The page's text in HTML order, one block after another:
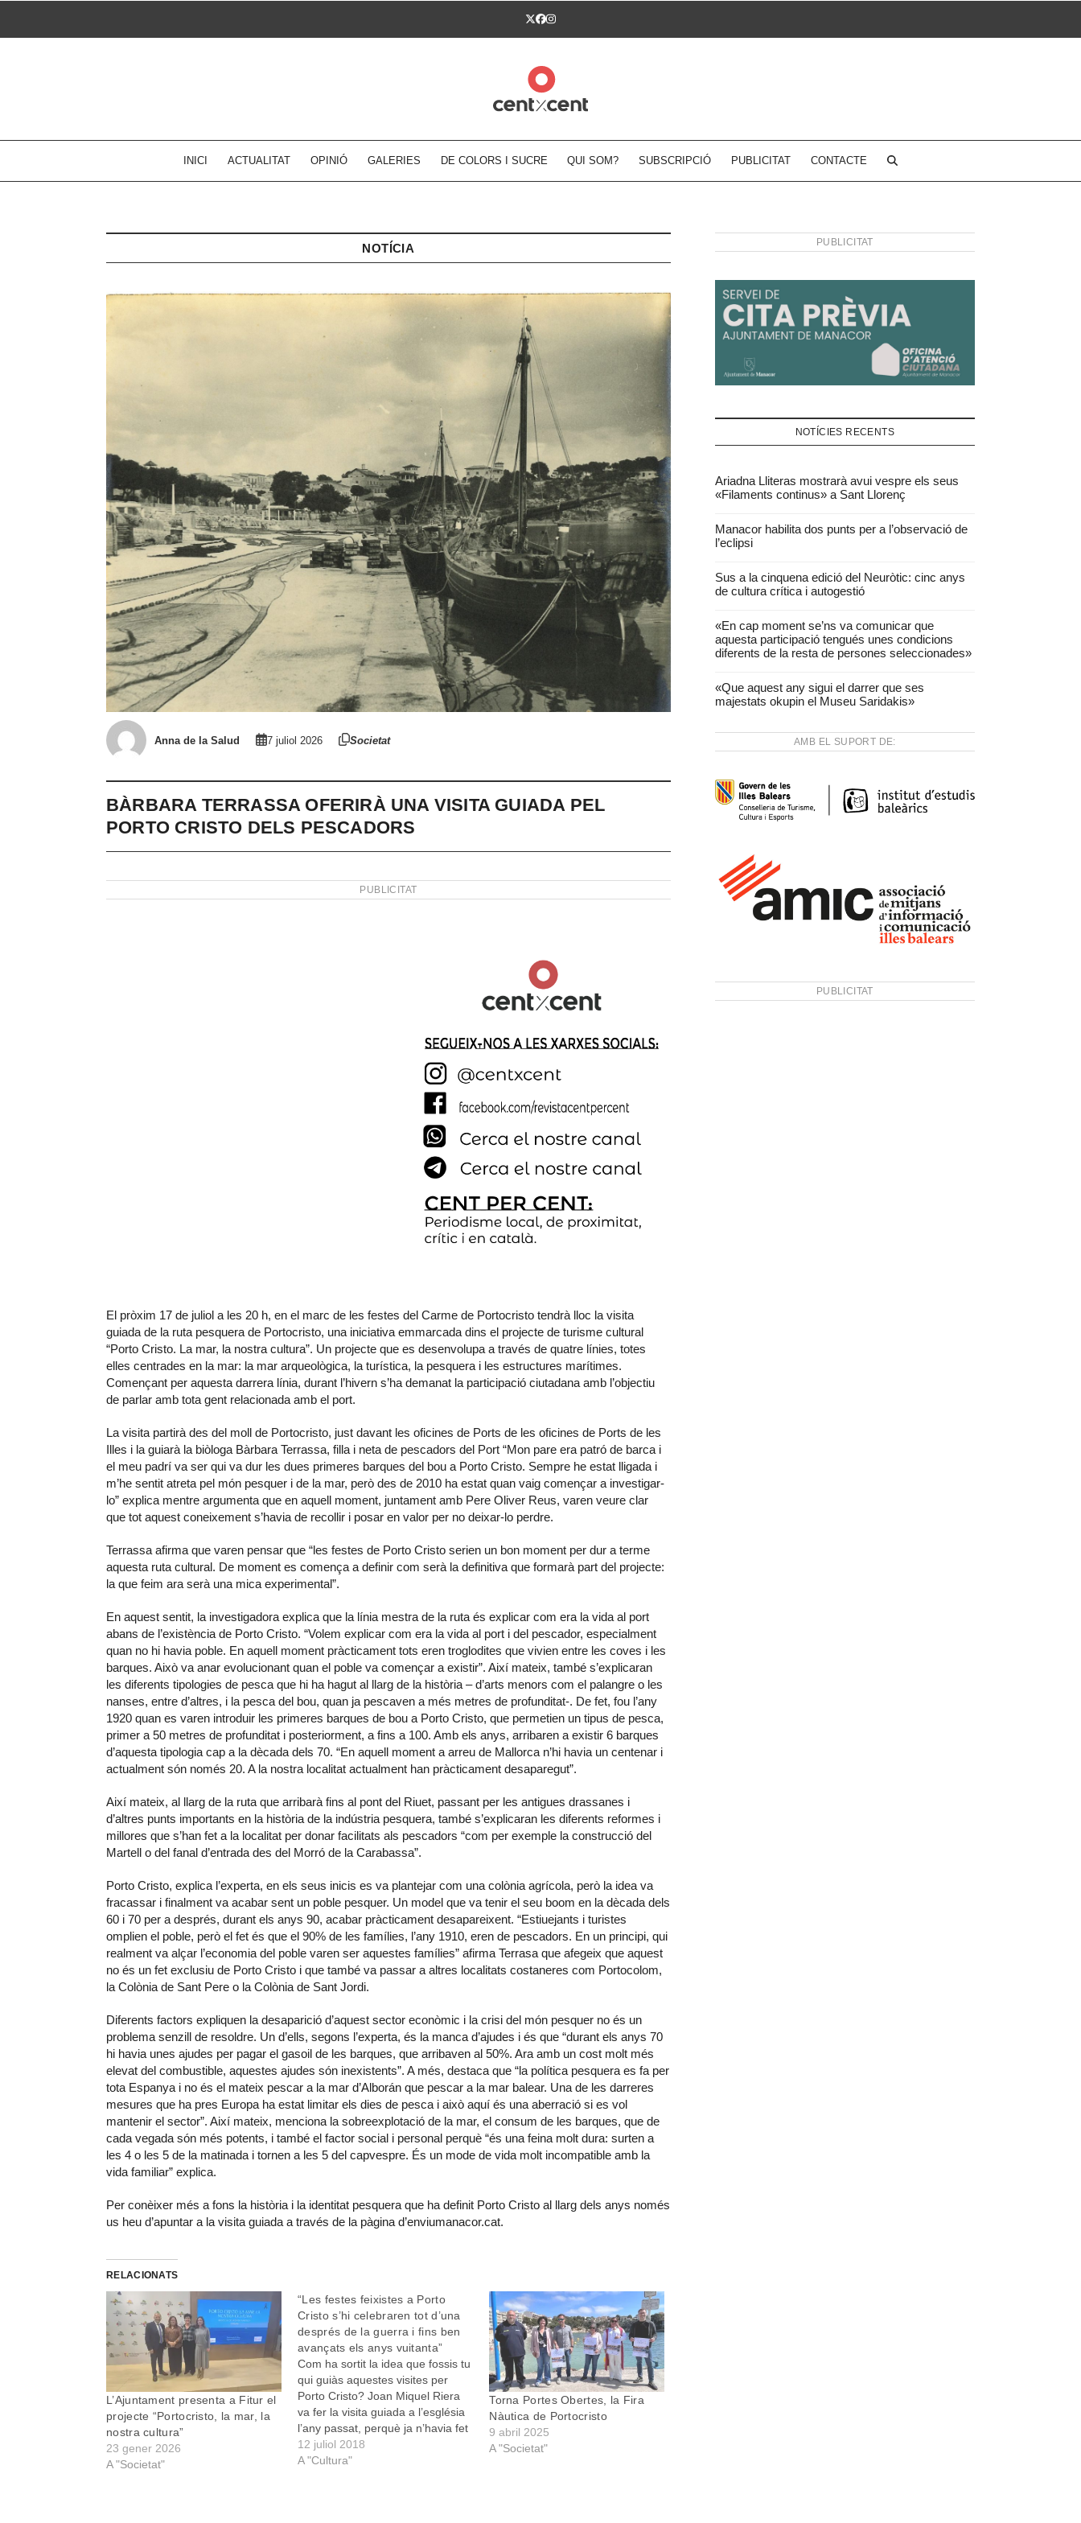
Twitter
Facebook
Instagram
INICI ACTUALITAT OPINIÓ GALERIES DE COLORS I SUCRE QUI SOM? SUBSCRIPCIÓ PUBLICITAT CONTACTE
NOTÍCIA
Anna de la Salud 7 juliol 2026 Societat
BÀRBARA TERRASSA OFERIRÀ UNA VISITA GUIADA PEL
PORTO CRISTO DELS PESCADORS
PUBLICITAT
El pròxim 17 de juliol a les 20 h, en el marc de les festes del Carme de Portocristo tendrà lloc la visita
guiada de la ruta pesquera de Portocristo, una iniciativa emmarcada dins el projecte de turisme cultural
“Porto Cristo. La mar, la nostra cultura”. Un projecte que es desenvolupa a través de quatre línies, totes
elles centrades en la mar: la mar arqueològica, la turística, la pesquera i les estructures marítimes.
Començant per aquesta darrera línia, durant l’hivern s’ha demanat la participació ciutadana amb l’objectiu
de parlar amb tota gent relacionada amb el port.
La visita partirà des del moll de Portocristo, just davant les oficines de Ports de les oficines de Ports de les
Illes i la guiarà la biòloga Bàrbara Terrassa, filla i neta de pescadors del Port “Mon pare era patró de barca i
el meu padrí va ser qui va dur les dues primeres barques del bou a Porto Cristo. Sempre he estat lligada i
m’he sentit atreta pel món pesquer i de la mar, però des de 2010 ha estat quan vaig començar a investigar-
lo” explica mentre argumenta que en aquell moment, juntament amb Pere Oliver Reus, varen veure clar
que tot aquest coneixement s’havia de recollir i posar en valor per no deixar-lo perdre.
Terrassa afirma que varen pensar que “les festes de Porto Cristo serien un bon moment per dur a terme
aquesta ruta cultural. De moment es comença a definir com serà la definitiva que formarà part del projecte:
la que feim ara serà una mica experimental”.
En aquest sentit, la investigadora explica que la línia mestra de la ruta és explicar com era la vida al port
abans de l’existència de Porto Cristo. “Volem explicar com era la vida al port i del pescador, especialment
quan no hi havia poble. En aquell moment pràcticament tots eren troglodites que vivien entre les coves i les
barques. Això va anar evolucionant quan el poble va començar a existir”. Així mateix, també s’explicaran
les diferents tipologies de pesca que hi ha hagut al llarg de la història – d’arts menors com el palangre o les
nanses, entre d’altres, i la pesca del bou, quan ja pescaven a més metres de profunditat-. De fet, fou l’any
1920 quan es varen introduir les primeres barques de bou a Porto Cristo, que permetien un tipus de pesca,
primer a 50 metres de profunditat i posteriorment, a fins a 100. Amb els anys, arribaren a existir 6 barques
d’aquesta tipologia cap a la dècada dels 70. “En aquell moment a arreu de Mallorca n’hi havia un centenar i
actualment són només 20. A la nostra localitat actualment han pràcticament desaparegut”.
Així mateix, al llarg de la ruta que arribarà fins al pont del Riuet, passant per les antigues drassanes i
d’altres punts importants en la història de la indústria pesquera, també s’explicaran les diferents reformes i
millores que s’han fet a la localitat per donar facilitats als pescadors “com per exemple la construcció del
Martell o del fanal d’entrada des del Morró de la Carabassa”.
Porto Cristo, explica l’experta, en els seus inicis es va plantejar com una colònia agrícola, però la idea va
fracassar i finalment va acabar sent un poble pesquer. Un model que va tenir el seu boom en la dècada dels
60 i 70 per a després, durant els anys 90, acabar pràcticament desapareixent. “Estiuejants i turistes
omplien el poble, però el fet és que el 90% de les famílies, l’any 1910, eren de pescadors. En un principi, qui
realment va alçar l’economia del poble varen ser aquestes famílies” afirma Terrasa que afegeix que aquest
no és un fet exclusiu de Porto Cristo i que també va passar a altres localitats costaneres com Portocolom,
la Colònia de Sant Pere o la Colònia de Sant Jordi.
Diferents factors expliquen la desaparició d’aquest sector econòmic i la crisi del món pesquer no és un
problema senzill de resoldre. Un d’ells, segons l’experta, és la manca d’ajudes i és que “durant els anys 70
hi havia unes ajudes per pagar el gasoil de les barques, que arribaven al 50%. Ara amb un cost molt més
elevat del combustible, aquestes ajudes són inexistents”. A més, destaca que “la política pesquera es fa per
tota Espanya i no és el mateix pescar a la mar d’Alborán que pescar a la mar balear. Una de les darreres
mesures que ha pres Europa ha estat limitar els dies de pesca i això aquí és una aberració si es vol
mantenir el sector”. Així mateix, menciona la sobreexplotació de la mar, el consum de les barques, que de
cada vegada són més potents, i també el factor social i personal perquè “és una feina molt dura: surten a
les 4 o les 5 de la matinada i tornen a les 5 del capvespre. És un mode de vida molt incompatible amb la
vida familiar” explica.
Per conèixer més a fons la història i la identitat pesquera que ha definit Porto Cristo al llarg dels anys només
us heu d’apuntar a la visita guiada a través de la pàgina d’enviumanacor.cat.
RELACIONATS
L’Ajuntament presenta a Fitur el
projecte “Portocristo, la mar, la
nostra cultura”
23 gener 2026
A "Societat"
“Les festes feixistes a Porto
Cristo s’hi celebraren tot d’una
després de la guerra i fins ben
avançats els anys vuitanta”
Com ha sortit la idea que fossis tu
qui guiàs aquestes visites per
Porto Cristo? Joan Miquel Riera
va fer la visita guiada a l’església
l’any passat, perquè ja n’havia fet
estudi. Parlant amb n’Antònia
Llodrà em va dir que li havia
12 juliol 2018
A "Cultura"
Torna Portes Obertes, la Fira
Nàutica de Portocristo
9 abril 2025
A "Societat"
PUBLICITAT
NOTÍCIES RECENTS
Ariadna Lliteras mostrarà avui vespre els seus
«Filaments continus» a Sant Llorenç
Manacor habilita dos punts per a l’observació de
l’eclipsi
Sus a la cinquena edició del Neuròtic: cinc anys
de cultura crítica i autogestió
«En cap moment se’ns va comunicar que
aquesta participació tengués unes condicions
diferents de la resta de persones seleccionades»
«Que aquest any sigui el darrer que ses
majestats okupin el Museu Saridakis»
AMB EL SUPORT DE:
PUBLICITAT